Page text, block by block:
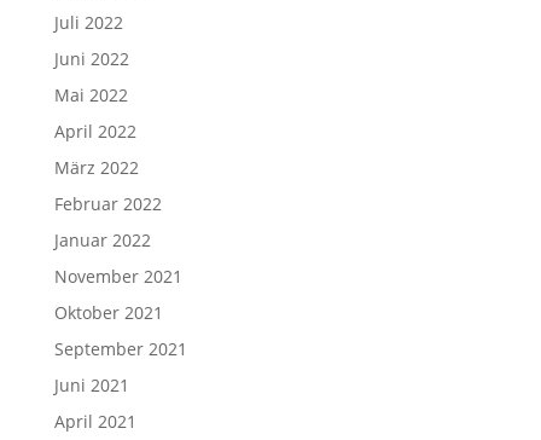
Juli 2022
Juni 2022
Mai 2022
April 2022
März 2022
Februar 2022
Januar 2022
November 2021
Oktober 2021
September 2021
Juni 2021
April 2021